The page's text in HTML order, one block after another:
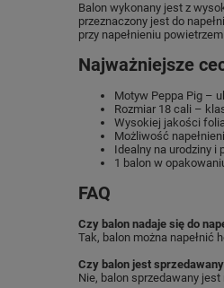
Balon wykonany jest z
przeznaczony jest do
przy napełnieniu
Najważniejsze
Motyw Peppa Pig –
Rozmiar 18 cali –
Wysokiej jakości
Możliwość
Idealny na urodziny i
1 balon w
FAQ
Czy balon nadaje się do
Tak, balon można napełnić
Czy balon jest sprzedawany
Nie, balon sprzedawany